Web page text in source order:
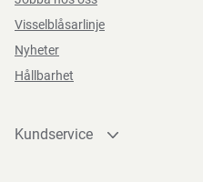
Visselblåsarlinje
Nyheter
Hållbarhet
Kundservice